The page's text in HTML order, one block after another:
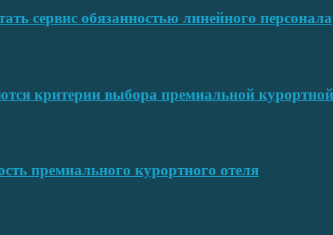
сервис обязанностью линейного персонала
критерии выбора премиальной
премиального курортного отеля